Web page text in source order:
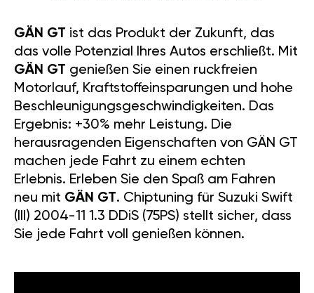
das volle Potenzial Ihres Autos erschließt. Mit
GÄN GTgenießen Sie einen ruckfreien
Motorlauf, Kraftstoffeinsparungen und hohe
Beschleunigungsgeschwindigkeiten. Das
Ergebnis: +30% mehr Leistung. Die
herausragenden Eigenschaften von GÄN GT
machen jede Fahrt zu einem echten
Erlebnis. Erleben Sie den Spaß am Fahren
neu mitGÄN GT . Chiptuning für Suzuki Swift
(III) 2004-11 1.3 DDiS (75PS) stellt sicher, dass
Sie jede Fahrt voll genießen können.